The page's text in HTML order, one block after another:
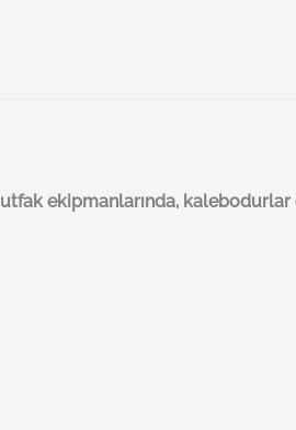
ekipmanlarında, kalebodurlar